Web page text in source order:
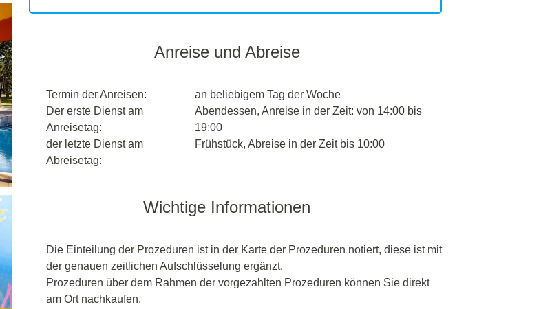
Anreise und Abreise
Termin der Anreisen:
an beliebigem Tag der Woche
Der erste Dienst am
Anreisetag:
Abendessen, Anreise in der Zeit: von 14:00 bis
19:00
der letzte Dienst am
Abreisetag:
Frühstück, Abreise in der Zeit bis 10:00
Wichtige Informationen
Die Einteilung der Prozeduren ist in der Karte der Prozeduren notiert, diese ist mit
der genauen zeitlichen Aufschlüsselung ergänzt.
Prozeduren über dem Rahmen der vorgezahlten Prozeduren können Sie direkt
am Ort nachkaufen.